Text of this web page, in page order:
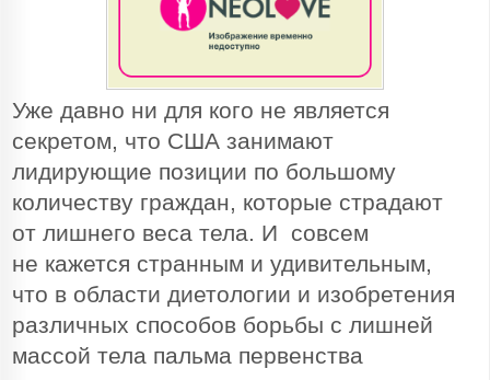
Уже давно ни для кого не является
секретом, что США занимают
лидирующие позиции по большому
количеству граждан, которые страдают
от лишнего веса тела. И совсем
не кажется странным и удивительным,
что в области диетологии и изобретения
различных способов борьбы с лишней
массой тела пальма первенства